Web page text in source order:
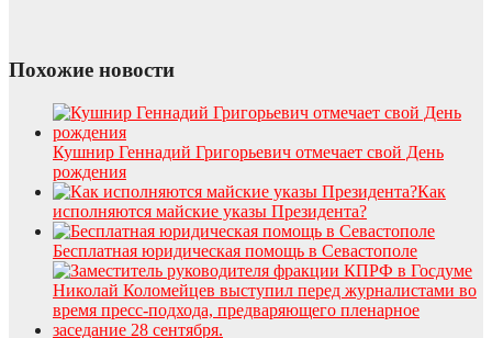
Похожие новости
Кушнир Геннадий Григорьевич отмечает свой День
рождения
Как
исполняются майские указы Президента?
Бесплатная юридическая помощь в Севастополе